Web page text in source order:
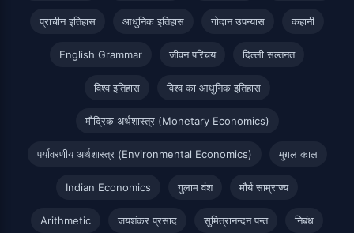
प्राचीन इतिहास आधुनिक इतिहास गोदान उपन्यास कहानी
English Grammar जीवन परिचय दिल्ली सल्तनत
विश्व इतिहास विश्व का आधुनिक इतिहास
मौद्रिक अर्थशास्त्र (Monetary Economics)
पर्यावरणीय अर्थशास्त्र (Environmental Economics) मुग़ल काल
Indian Economics गुलाम वंश मौर्य साम्राज्य
Arithmetic जयशंकर प्रसाद सुमित्रानन्दन पन्त निबंध